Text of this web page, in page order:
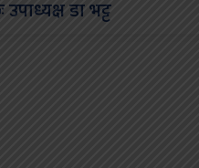
उपाध्यक्ष डा भट्ट